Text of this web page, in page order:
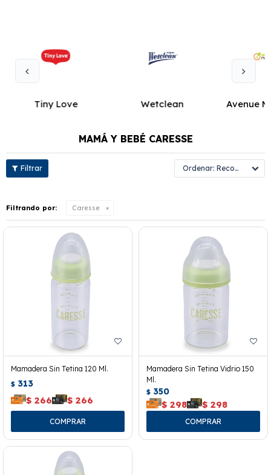
Tiny Love Wetclean Avenue
MAMÁ Y BEBÉ CARESSE
Recomendados
Filtrando por: Caresse
Mamadera Sin Tetina 120 Ml.
$ 313
$ 266 $ 266
Mamadera Sin Tetina Vidrio 150
Ml.
$ 350
$ 298 $ 298